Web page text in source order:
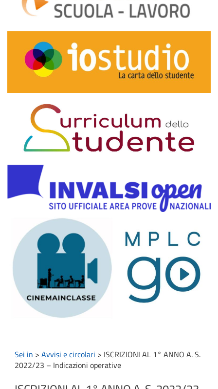
Sei in > Avvisi e circolari > ISCRIZIONI AL 1° ANNO A. S.
2022/23 – Indicazioni operative